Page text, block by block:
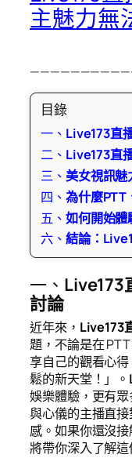
主魅力無
目錄
一、 Live173直
二、 Live173直
三、 美女視訊
四、 為什麼PTT
五、 如何開始體
六、 結論：
一、 Live173
討論
近年來， Live173
題，不論是在
享自己的觀看心
鬆的新天堂！」。
娛樂體驗，更有眾
與心儀的主播直
感。如果你還沒
將帶你深入了解這